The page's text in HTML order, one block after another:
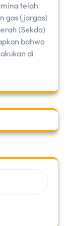
telah
gas (jargas)
(Sekda)
bahwa
di